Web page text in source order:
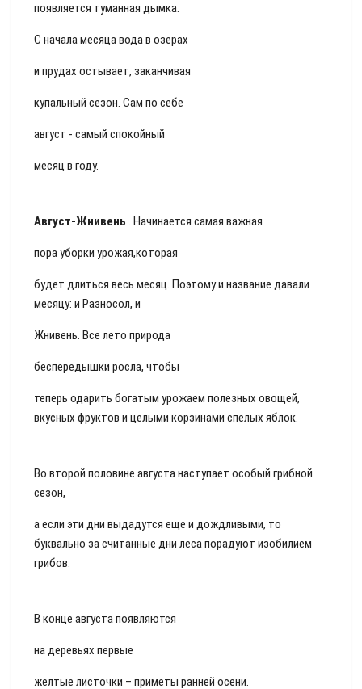
появляется туманная дымка.
С начала месяца вода в озерах
и прудах остывает, заканчивая
купальный сезон. Сам по себе
август - самый спокойный
месяц в году.
Август-Жнивень . Начинается самая важная
пора уборки урожая,которая
будет длиться весь месяц. Поэтому и название давали
месяцу: и Разносол, и
Жнивень. Все лето природа
беспередышки росла, чтобы
теперь одарить богатым урожаем полезных овощей,
вкусных фруктов и целыми корзинами спелых яблок.
Во второй половине августа наступает особый грибной
сезон,
а если эти дни выдадутся еще и дождливыми, то
буквально за считанные дни леса порадуют изобилием
грибов.
В конце августа появляются
на деревьях первые
желтые листочки – приметы ранней осени.